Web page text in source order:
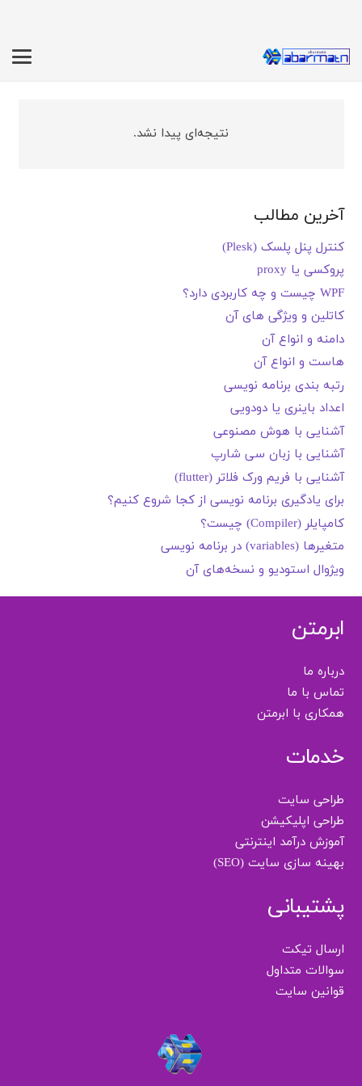
نتیجه‌ای پیدا نشد.
آخرین مطالب
کنترل پنل پلسک (Plesk)
پروکسی یا proxy
WPF چیست و چه کاربردی دارد؟
کاتلین و ویژگی های آن
دامنه و انواع آن
هاست و انواع آن
رتبه بندی برنامه نویسی
اعداد باینری یا دودویی
آشنایی با هوش مصنوعی
آشنایی با زبان سی شارپ
آشنایی با فریم ورک فلاتر (flutter)
برای یادگیری برنامه نویسی از کجا شروع کنیم؟
کامپایلر (Compiler) چیست؟
متغیرها (variables) در برنامه نویسی
ویژوال استودیو و نسخه‌های آن
ابرمتن
درباره ما
تماس با ما
همکاری با ابرمتن
خدمات
طراحی سایت
طراحی اپلیکیشن
آموزش درآمد اینترنتی
بهینه سازی سایت (SEO)
پشتیبانی
ارسال تیکت
سوالات متداول
قوانین سایت